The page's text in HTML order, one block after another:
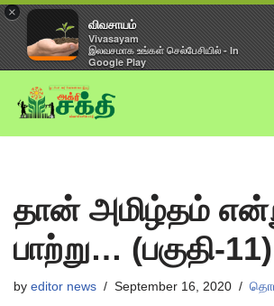
×
விவசாயம்
Vivasayam
இலவசமாக உங்கள் செல்பேசியில் - In
Google Play
Skip
to
தான் அமிழ்தம்
பாற்று… (பகுதி-11)
by editor news September 16, 2020